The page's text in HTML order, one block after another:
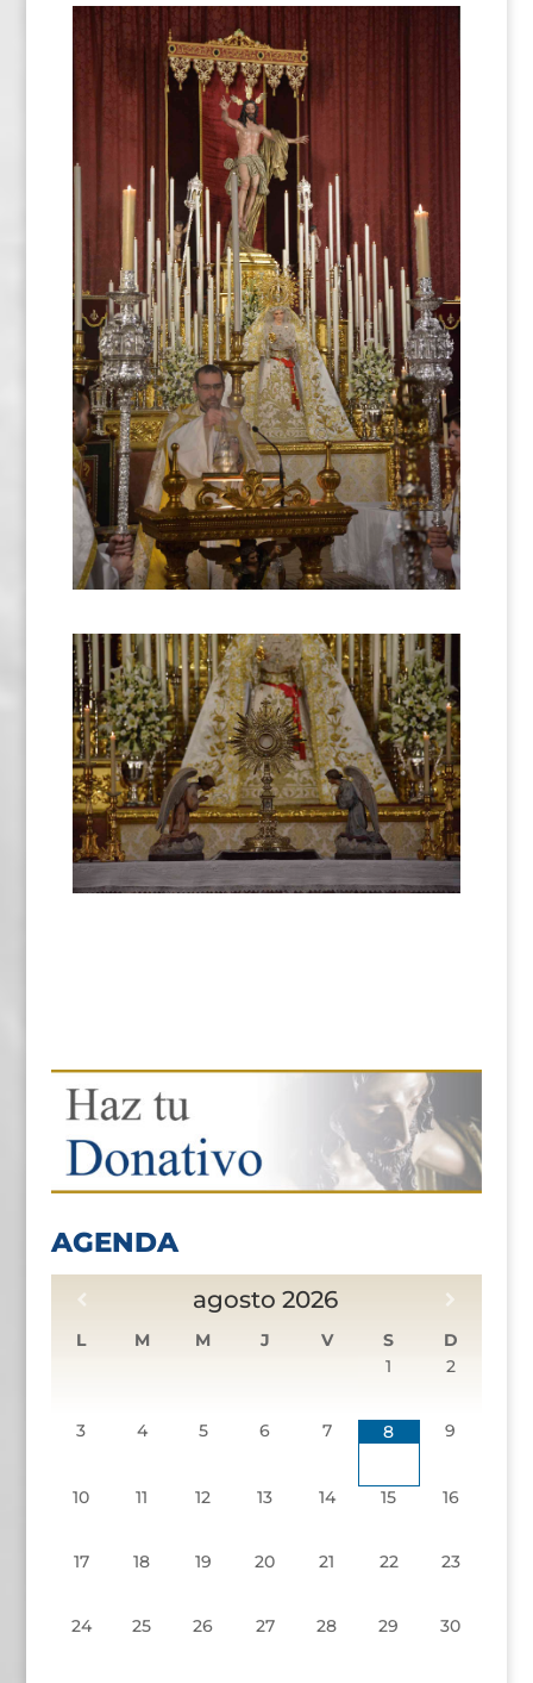
AGENDA
agosto 2026
L M M J V S
D
1
2
3 4 5 6 7 8 9
10 11 12 13 14 15 16
17 18 19 20 21 22 23
24 25 26 27 28 29 30